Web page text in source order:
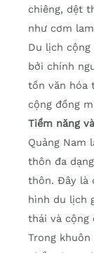
chiêng, dệt
như cơm
Du lịch
bởi chính
tồn văn hóa
cộng đồng
Tiềm năng
Quảng Nam
thôn đa
thôn. Đây là
hình du lịch
thái và cộng
Trong